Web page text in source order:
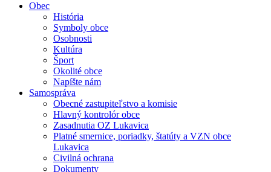
Obec
História
Symboly obce
Osobnosti
Kultúra
Šport
Okolité obce
Napíšte nám
Samospráva
Obecné zastupiteľstvo a komisie
Hlavný kontrolór obce
Zasadnutia OZ Lukavica
Platné smernice, poriadky, štatúty a VZN obce
Lukavica
Civilná ochrana
Dokumenty